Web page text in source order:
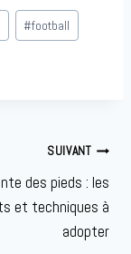
#football
SUIVANT
des pieds : les
et techniques à
adopter